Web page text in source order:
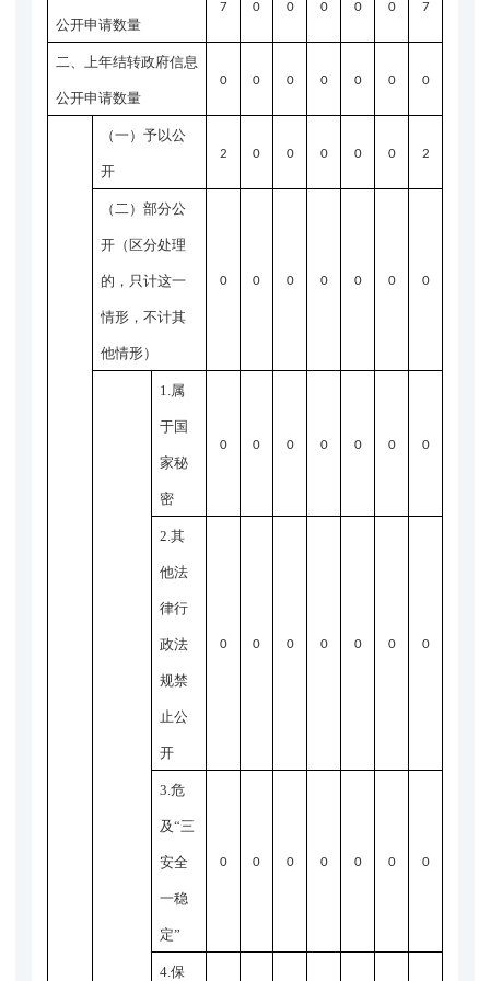
公开申请数量
7 0 0 0 0 0 7
二、上年结转政府信息
公开申请数量
0 0 0 0 0 0 0
（一）予以公
开
2 0 0 0 0 0 2
（二）部分公
开 （区分处理
的，只计这一
情形，不计其
他情形）
0 0 0 0 0 0 0
1.属
于国
家秘
密
0 0 0 0 0 0 0
2.其
他法
律行
政法
规禁
止公
开
0 0 0 0 0 0 0
3.危
及“三
安全
一稳
定”
0 0 0 0 0 0 0
4.保